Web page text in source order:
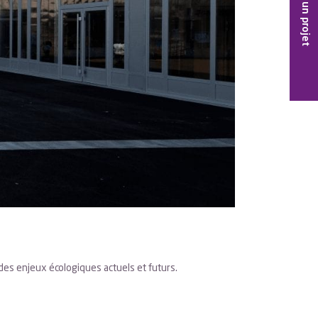
enjeux écologiques actuels et futurs.